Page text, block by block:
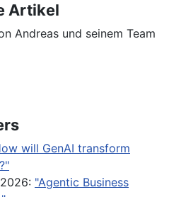
Artikel
Andreas und seinem Team
will GenAI transform
"Agentic Business